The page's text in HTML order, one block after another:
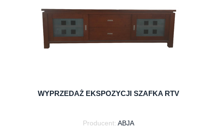
do koszyka
WYPRZEDAŻ EKSPOZYCJI SZAFKA RTV
Producent: ABJA